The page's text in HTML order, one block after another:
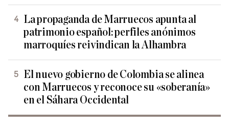
La propaganda de Marruecos apunta al
patrimonio español: perfiles anónimos
marroquíes reivindican la Alhambra
El nuevo gobierno de Colombia se alinea
con Marruecos y reconoce su «soberanía»
en el Sáhara Occidental